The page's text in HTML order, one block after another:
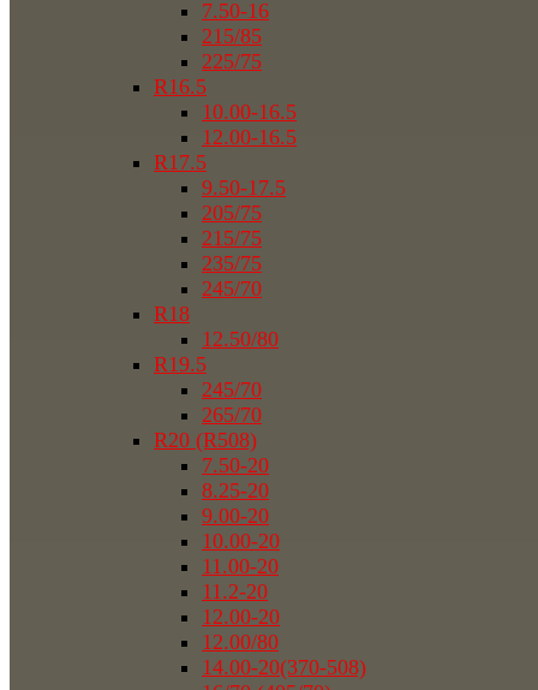
7.50-16
215/85
225/75
R16.5
10.00-16.5
12.00-16.5
R17.5
9.50-17.5
205/75
215/75
235/75
245/70
R18
12.50/80
R19.5
245/70
265/70
R20 (R508)
7.50-20
8.25-20
9.00-20
10.00-20
11.00-20
11.2-20
12.00-20
12.00/80
14.00-20(370-508)